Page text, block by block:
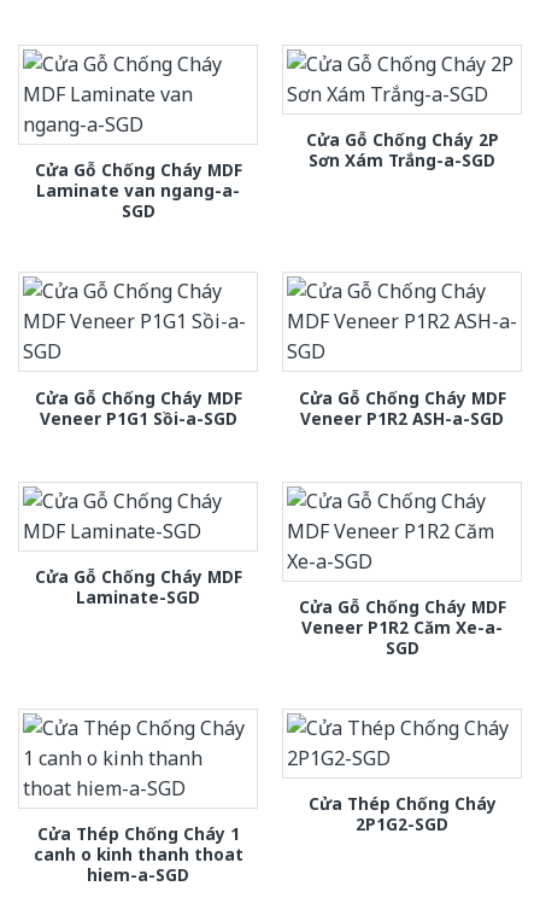
Cửa Gỗ Chống Cháy MDF
Laminate van ngang-a-
SGD
Cửa Gỗ Chống Cháy 2P
Sơn Xám Trắng-a-SGD
Cửa Gỗ Chống Cháy MDF
Veneer P1G1 Sồi-a-SGD
Cửa Gỗ Chống Cháy MDF
Veneer P1R2 ASH-a-SGD
Cửa Gỗ Chống Cháy MDF
Laminate-SGD
Cửa Gỗ Chống Cháy MDF
Veneer P1R2 Căm Xe-a-
SGD
Cửa Thép Chống Cháy 1
canh o kinh thanh thoat
hiem-a-SGD
Cửa Thép Chống Cháy
2P1G2-SGD